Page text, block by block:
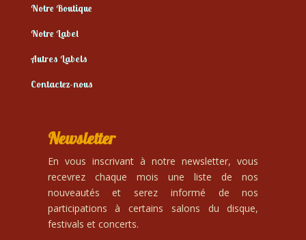
Notre Boutique
Notre Label
Autres Labels
Contactez-nous
Newsletter
En vous inscrivant à notre newsletter, vous
recevrez chaque mois une liste de nos
nouveautés et serez informé de nos
participations à certains salons du disque,
festivals et concerts.